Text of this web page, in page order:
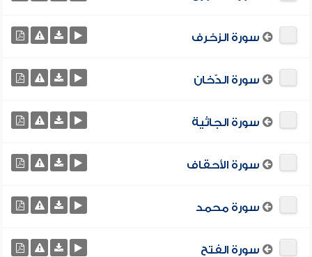
سورة الزخرف
سورة الدّخان
سورة الجاثية
سورة الأحقاف
سورة محمد
سورة الفتح